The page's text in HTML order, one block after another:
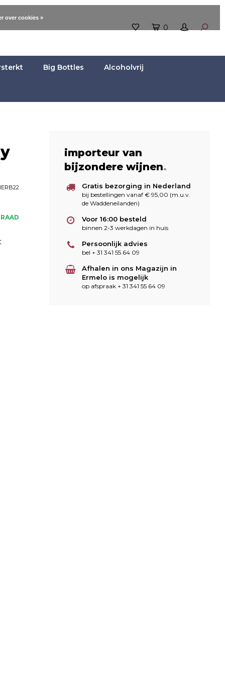
0
Big Bottles Alcoholvrij
importeur van
bijzondere wijnen.
Gratis bezorging in Nederland
bij bestellingen vanaf € 95,00 (m.u.v.
de Waddeneilanden)
Voor 16:00 besteld
binnen 2-3 werkdagen in huis
Persoonlijk advies
bel + 31 341 55 64 09
Afhalen in ons Magazijn in
Ermelo is mogelijk
op afspraak + 31 341 55 64 09
over cookies »